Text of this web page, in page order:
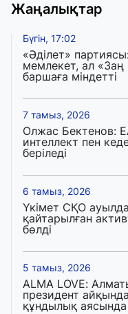
Жаңалықтар
Бүгін, 17:02
«Әділет»
мемлекет, ал «Заң
баршаға міндетті
7 тамыз, 2026
Олжас Бектенов:
интеллект пен
беріледі
6 тамыз, 2026
Үкімет СҚО
қайтарылған
бөлді
5 тамыз, 2026
ALMA LOVE:
президент
құндылық аясында